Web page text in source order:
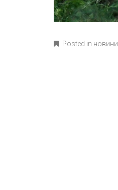
Posted in новини